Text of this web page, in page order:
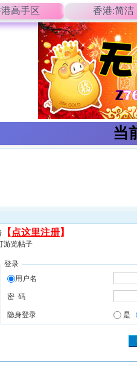
高手区 香港:简洁
当
【 点这里注册】
游览帖子
登录
用户名
密 码
隐身登录 是